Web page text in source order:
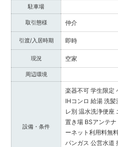
駐車場
取引態様 仲介
引渡/入居時期 即時
現況 空家
周辺環境
設備・条件
楽器不可 学生限定
IHコンロ 給湯 洗髪
レ別 温水洗浄便座
置き場 BSアンテナ
ーネット利用料無
パンガス 公営水道